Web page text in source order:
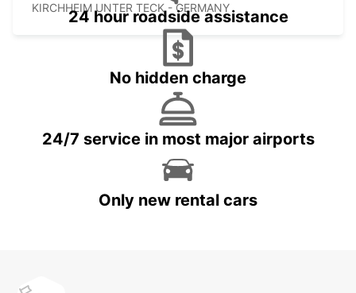
KIRCHHEIM UNTER TECK - GERMANY
24 hour roadside assistance
No hidden charge
24/7 service in most major airports
Only new rental cars